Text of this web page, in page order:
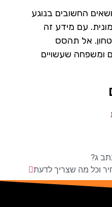
החשובים בנוגע
עם מידע זה
אל תהסס
שעשויים
ג?
וכל מה שצריך לדעת